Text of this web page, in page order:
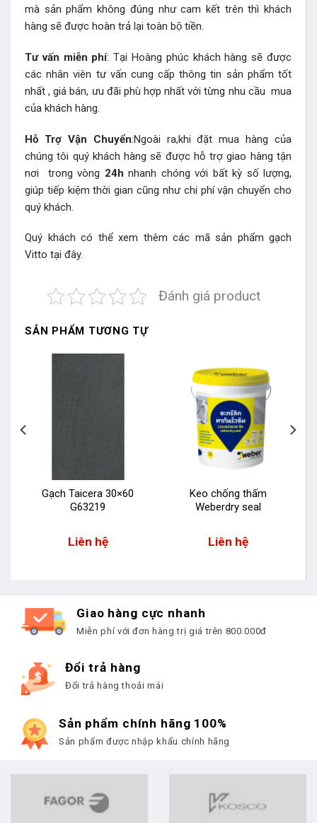
mà sản phẩm không đúng như cam kết trên thì khách
hàng sẽ được hoàn trả lại toàn bộ tiền.
Tư vấn miễn phí: Tại Hoàng phúc khách hàng sẽ được
các nhân viên tư vấn cung cấp thông tin sản phẩm tốt
nhất , giá bán, ưu đãi phù hợp nhất với từng nhu cầu mua
của khách hàng.
Hỗ Trợ Vận Chuyển:Ngoài ra,khi đặt mua hàng của
chúng tôi quý khách hàng sẽ được hỗ trợ giao hàng tận
nơi trong vòng 24h nhanh chóng với bất kỳ số lượng,
giúp tiếp kiệm thời gian cũng như chi phí vận chuyển cho
quý khách.
Quý khách có thể xem thêm các mã sản phẩm gạch
Vitto tại đây.
Đánh giá product
SẢN PHẨM TƯƠNG TỰ
Gạch Taicera 30×60
G63219
Liên hệ
Keo chống thấm
Weberdry seal
Liên hệ
Giao hàng cực nhanh
Miễn phí với đơn hàng trị giá trên 800.000đ
Đổi trả hàng
Đổi trả hàng thoải mái
Sản phẩm chính hãng 100%
Sản phẩm được nhập khẩu chính hãng